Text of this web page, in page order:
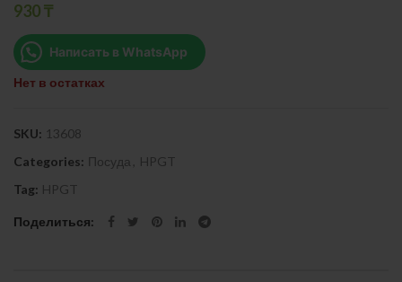
930₸
Написать в WhatsApp
Нет в остатках
SKU: 13608
Categories: Посуда
HPGT
Tag: HPGT
Поделиться